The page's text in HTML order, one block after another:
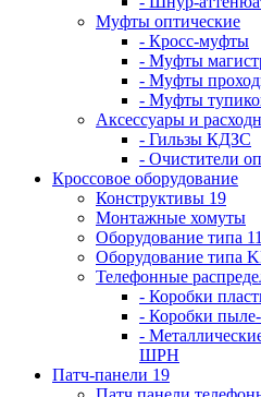
Муфты оптические
- Кросс-муфты
- Муфты
- Муфты
- Муфты
Аксессуары и
- Гильзы КДЗС
- Очистители
Кроссовое оборудование
Конструктивы 19
Монтажные хомуты
Оборудование типа
Оборудование типа
Телефонные
- Коробки
- Коробки
-
ШРН
Патч-панели 19